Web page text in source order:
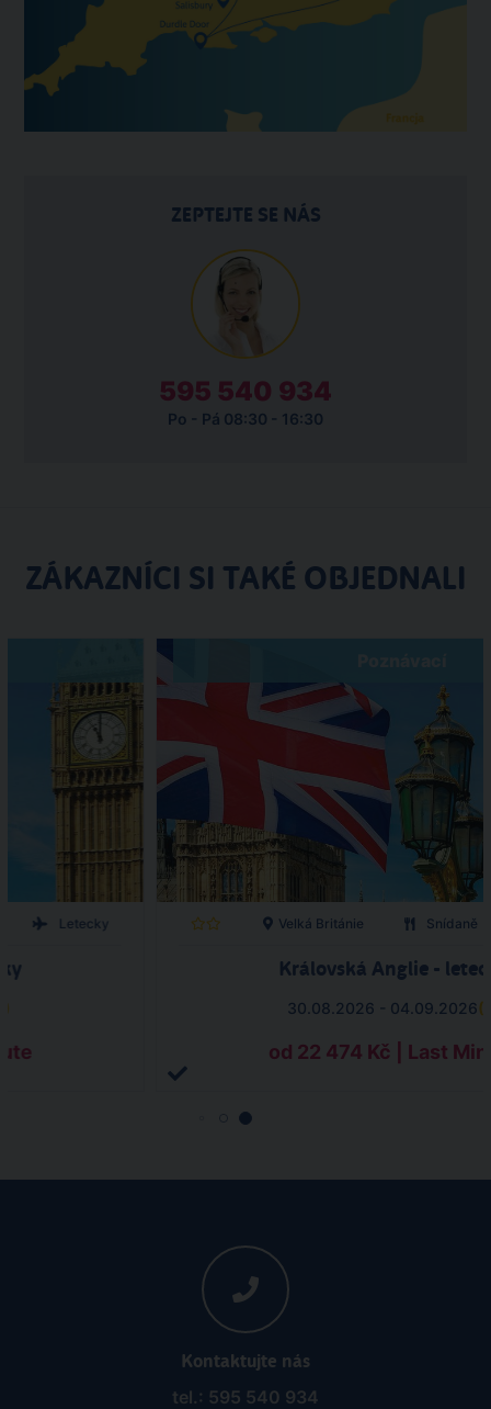
ZEPTEJTE SE NÁS
595 540 934
Po - Pá 08:30 - 16:30
ZÁKAZNÍCI SI TAKÉ OBJEDNALI
Letecky
)
Velká Británie Snídaně
Královská Anglie -
30.08.2026 - 04.09.2026(
od 22 474 Kč | Last
Kontaktujte nás
tel.: 595 540 934